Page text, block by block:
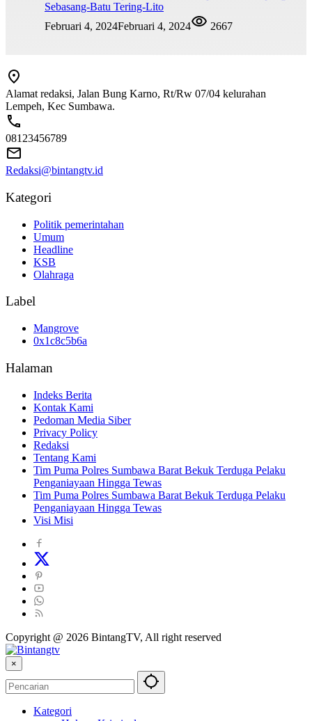
Sebasang-Batu Tering-Lito
Februari 4, 2024Februari 4, 2024 2667
Alamat redaksi, Jalan Bung Karno, Rt/Rw 07/04 kelurahan
Lempeh, Kec Sumbawa.
08123456789
Redaksi@bintangtv.id
Kategori
Politik pemerintahan
Umum
Headline
KSB
Olahraga
Label
Mangrove
0x1c8c5b6a
Halaman
Indeks Berita
Kontak Kami
Pedoman Media Siber
Privacy Policy
Redaksi
Tentang Kami
Tim Puma Polres Sumbawa Barat Bekuk Terduga Pelaku
Penganiayaan Hingga Tewas
Tim Puma Polres Sumbawa Barat Bekuk Terduga Pelaku
Penganiayaan Hingga Tewas
Visi Misi
Copyright @ 2026 BintangTV, All right reserved
×
Kategori